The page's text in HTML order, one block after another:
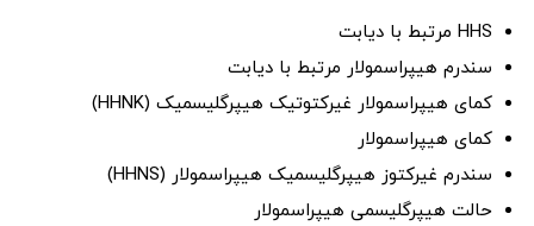
HHS مرتبط با دیابت
سندرم هیپراسمولار مرتبط با دیابت
کمای هیپراسمولار غیرکتوتیک هیپرگلیسمیک (HHNK)
کمای هیپراسمولار
سندرم غیرکتوز هیپرگلیسمیک هیپراسمولار (HHNS)
حالت هیپرگلیسمی هیپراسمولار